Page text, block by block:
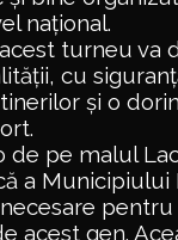
național.
turneu va
cu
și o
de pe malul
a Municipiului
pentru
acest gen.